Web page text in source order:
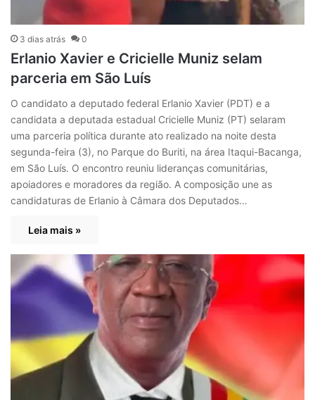
3 dias atrás 0
Erlanio Xavier e Cricielle Muniz selam
parceria em São Luís
O candidato a deputado federal Erlanio Xavier (PDT) e a
candidata a deputada estadual Cricielle Muniz (PT) selaram
uma parceria política durante ato realizado na noite desta
segunda-feira (3), no Parque do Buriti, na área Itaqui-Bacanga,
em São Luís. O encontro reuniu lideranças comunitárias,
apoiadores e moradores da região. A composição une as
candidaturas de Erlanio à Câmara dos Deputados…
Leia mais »